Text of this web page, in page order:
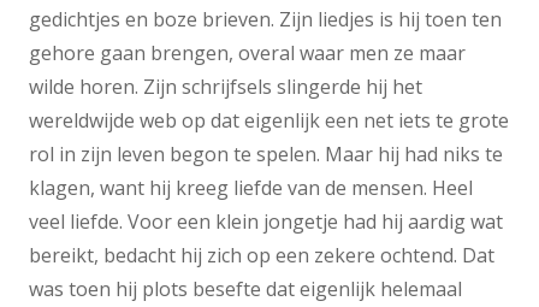
gedichtjes en boze brieven. Zijn liedjes is hij toen ten
gehore gaan brengen, overal waar men ze maar
wilde horen. Zijn schrijfsels slingerde hij het
wereldwijde web op dat eigenlijk een net iets te grote
rol in zijn leven begon te spelen. Maar hij had niks te
klagen, want hij kreeg liefde van de mensen. Heel
veel liefde. Voor een klein jongetje had hij aardig wat
bereikt, bedacht hij zich op een zekere ochtend. Dat
was toen hij plots besefte dat eigenlijk helemaal